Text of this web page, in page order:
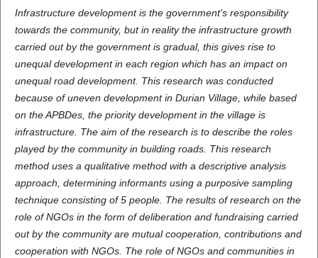
Infrastructure development is the government's responsibility
towards the community, but in reality the infrastructure growth
carried out by the government is gradual, this gives rise to
unequal development in each region which has an impact on
unequal road development. This research was conducted
because of uneven development in Durian Village, while based
on the APBDes, the priority development in the village is
infrastructure. The aim of the research is to describe the roles
played by the community in building roads. This research
method uses a qualitative method with a descriptive analysis
approach, determining informants using a purposive sampling
technique consisting of 5 people. The results of research on the
role of NGOs in the form of deliberation and fundraising carried
out by the community are mutual cooperation, contributions and
cooperation with NGOs. The role of NGOs and communities in